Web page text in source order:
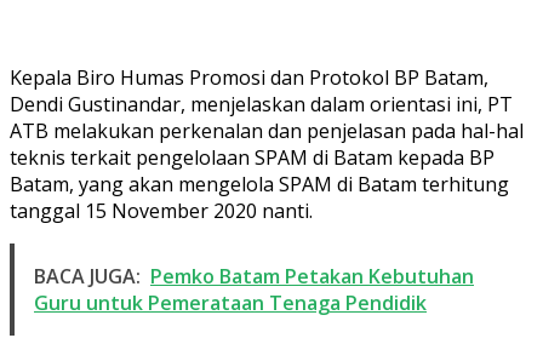
Kepala Biro Humas Promosi dan Protokol BP Batam,
Dendi Gustinandar, menjelaskan dalam orientasi ini, PT
ATB melakukan perkenalan dan penjelasan pada hal-hal
teknis terkait pengelolaan SPAM di Batam kepada BP
Batam, yang akan mengelola SPAM di Batam terhitung
tanggal 15 November 2020 nanti.
BACA JUGA: Pemko Batam Petakan Kebutuhan
Guru untuk Pemerataan Tenaga Pendidik